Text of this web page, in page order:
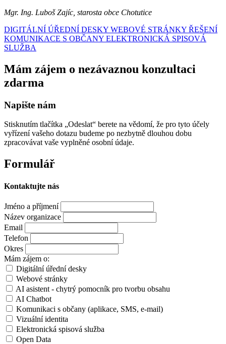
Mgr. Ing. Luboš Zajíc, starosta obce Chotutice
DIGITÁLNÍ ÚŘEDNÍ DESKY WEBOVÉ STRÁNKY ŘEŠENÍ
KOMUNIKACE S OBČANY ELEKTRONICKÁ SPISOVÁ
SLUŽBA
Mám zájem o nezávaznou konzultaci
zdarma
Napište nám
Stisknutím tlačítka „Odeslat“ berete na vědomí, že pro tyto účely
vyřízení vašeho dotazu budeme po nezbytně dlouhou dobu
zpracovávat vaše vyplněné osobní údaje.
Formulář
Kontaktujte nás
Jméno a příjmení
Název organizace
Email
Telefon
Okres
Mám zájem o:
Digitální úřední desky
Webové stránky
AI asistent - chytrý pomocník pro tvorbu obsahu
AI Chatbot
Komunikaci s občany (aplikace, SMS, e-mail)
Vizuální identita
Elektronická spisová služba
Open Data